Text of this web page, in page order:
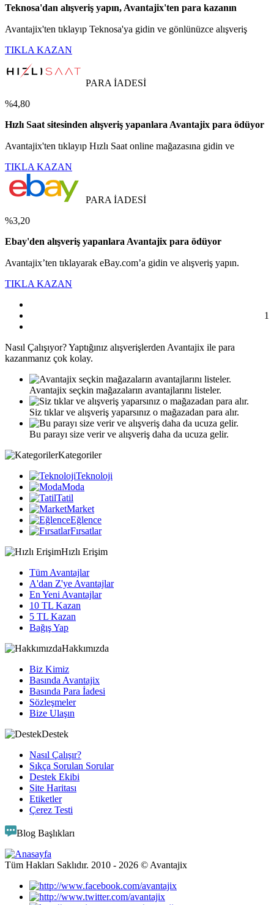
Teknosa'dan alışveriş yapın, Avantajix'ten para kazanın
Avantajix'ten tıklayıp Teknosa'ya gidin ve gönlünüzce alışveriş
TIKLA KAZAN
PARA İADESİ
%4,80
Hızlı Saat sitesinden alışveriş yapanlara Avantajix para ödüyor
Avantajix'ten tıklayıp Hızlı Saat online mağazasına gidin ve
TIKLA KAZAN
PARA İADESİ
%3,20
Ebay'den alışveriş yapanlara Avantajix para ödüyor
Avantajix’ten tıklayarak eBay.com’a gidin ve alışveriş yapın.
TIKLA KAZAN
1
Nasıl Çalışıyor?Yaptığınız alışverişlerden Avantajix ile para
kazanmanız çok kolay.
Avantajix seçkin mağazaların avantajlarını listeler.
Siz tıklar ve alışveriş yaparsınız o mağazadan para alır.
Bu parayı size verir ve alışveriş daha da ucuza gelir.
Kategoriler
Teknoloji
Moda
Tatil
Market
Eğlence
Fırsatlar
Hızlı Erişim
Tüm Avantajlar
A'dan Z'ye Avantajlar
En Yeni Avantajlar
10 TL Kazan
5 TL Kazan
Bağış Yap
Hakkımızda
Biz Kimiz
Basında Avantajix
Basında Para İadesi
Sözleşmeler
Bize Ulaşın
Destek
Nasıl Çalışır?
Sıkça Sorulan Sorular
Destek Ekibi
Site Haritası
Etiketler
Çerez Testi
Blog Başlıkları
Tüm Hakları Saklıdır. 2010 - 2026 © Avantajix